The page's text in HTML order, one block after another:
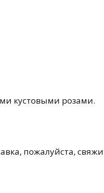
кустовыми розами.
пожалуйста,